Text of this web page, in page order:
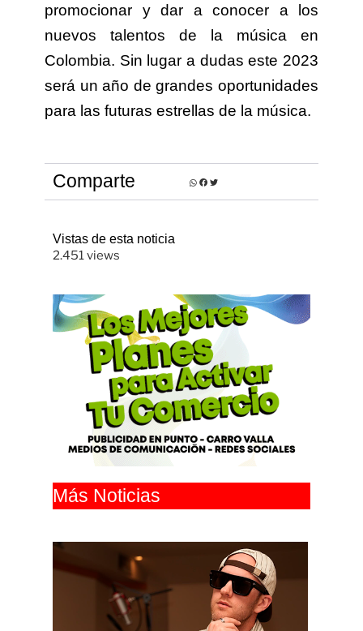
promocionar y dar a conocer a los
nuevos talentos de la música en
Colombia. Sin lugar a dudas este 2023
será un año de grandes oportunidades
para las futuras estrellas de la música.
Comparte
Vistas de esta noticia
2.451 views
Más Noticias